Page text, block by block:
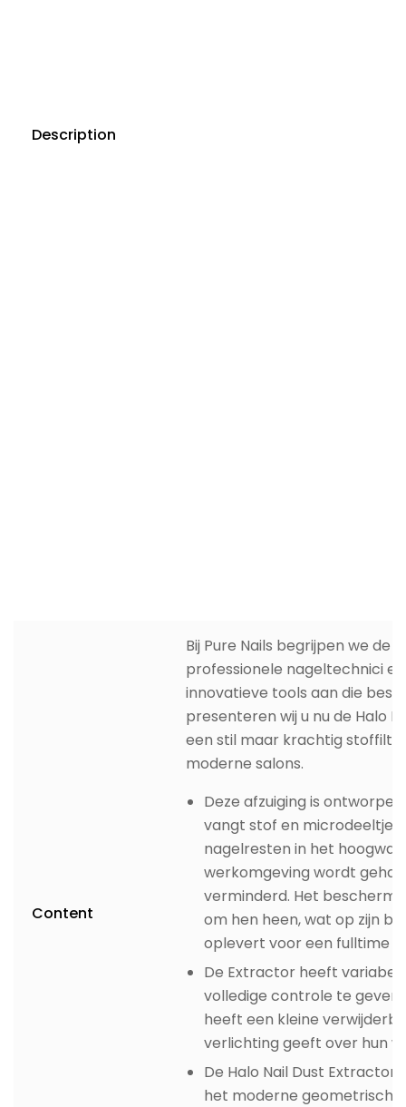
Description
Content
Bij Pure Nails begrijpen we de
professionele nageltechnici
innovatieve tools aan die
presenteren wij u nu de Halo
een stil maar krachtig
moderne salons.
Deze afzuiging is
vangt stof en
nagelresten in het
werkomgeving wordt
verminderd. Het
om hen heen, wat op zijn
oplevert voor een fulltime
De Extractor heeft
volledige controle te geven
heeft een kleine
verlichting geeft over hun
De Halo Nail Dust
het moderne